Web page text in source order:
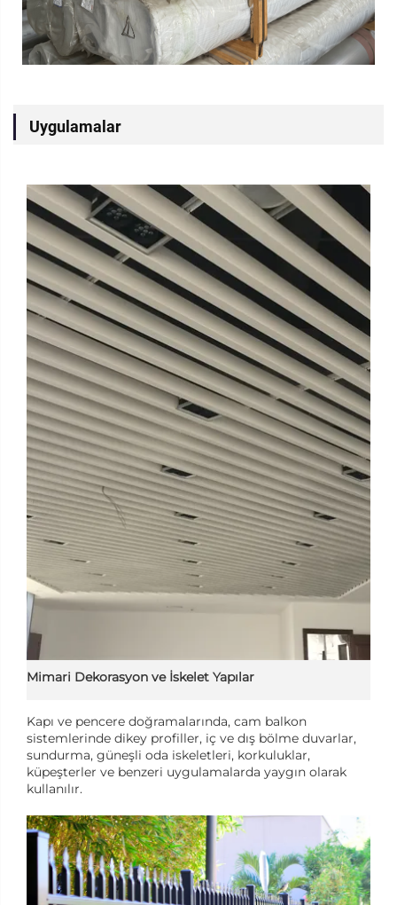
Uygulamalar
Mimari Dekorasyon ve İskelet Yapılar
Kapı ve pencere doğramalarında, cam balkon
sistemlerinde dikey profiller, iç ve dış bölme duvarlar,
sundurma, güneşli oda iskeletleri, korkuluklar,
küpeşterler ve benzeri uygulamalarda yaygın olarak
kullanılır.